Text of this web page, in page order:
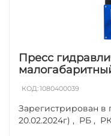
Пресс
КОД:1080400039
Зарегистрирован в
20.02.2024г) , РБ ,